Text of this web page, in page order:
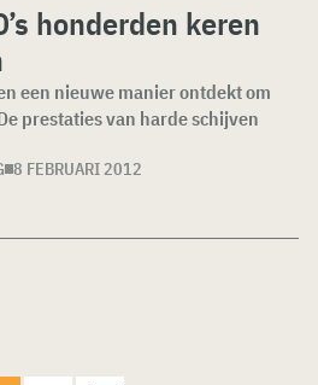
honderden keren
een nieuwe manier ontdekt om
prestaties van harde schijven
8 FEBRUARI 2012